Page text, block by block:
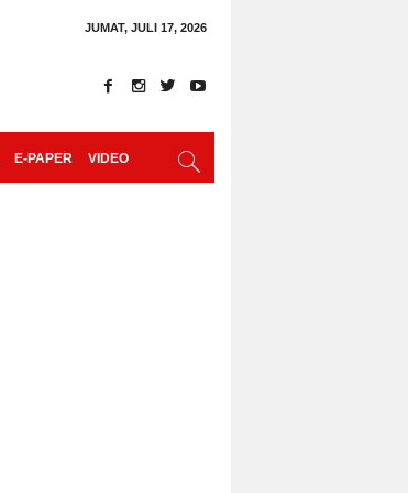
JUMAT, JULI 17, 2026
E-PAPER VIDEO